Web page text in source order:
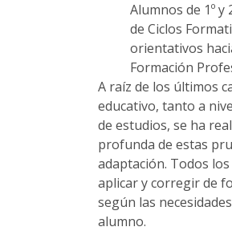
Alumnos de 1º y
de Ciclos
orientativos
Formación
A raíz de los últimos
educativo, tanto a
de estudios, se ha
profunda de estas
adaptación. Todos
aplicar y corregir de
según las
alumno.